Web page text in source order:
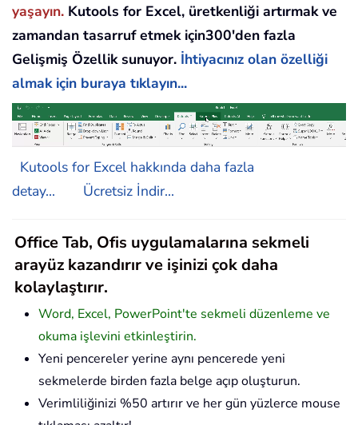
yaşayın. Kutools for Excel, üretkenliği artırmak ve
zamandan tasarruf etmek için300'den fazla
Gelişmiş Özellik sunuyor. İhtiyacınız olan özelliği
almak için buraya tıklayın...
Kutools for Excel hakkında daha fazla
detay...
Ücretsiz İndir...
Office Tab, Ofis uygulamalarına sekmeli
arayüz kazandırır ve işinizi çok daha
kolaylaştırır.
Word, Excel, PowerPoint'te sekmeli düzenleme ve
okuma işlevini etkinleştirin.
Yeni pencereler yerine aynı pencerede yeni
sekmelerde birden fazla belge açıp oluşturun.
Verimliliğinizi %50 artırır ve her gün yüzlerce mouse